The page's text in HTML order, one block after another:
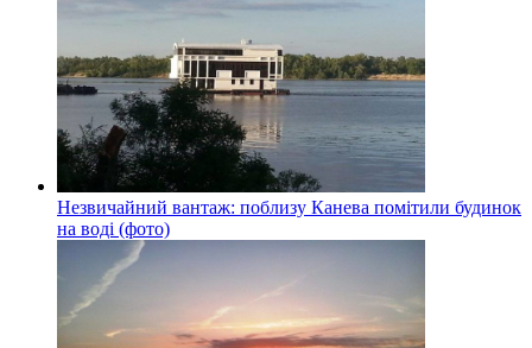
Незвичайний вантаж: поблизу Канева помітили будинок
на воді (фото)